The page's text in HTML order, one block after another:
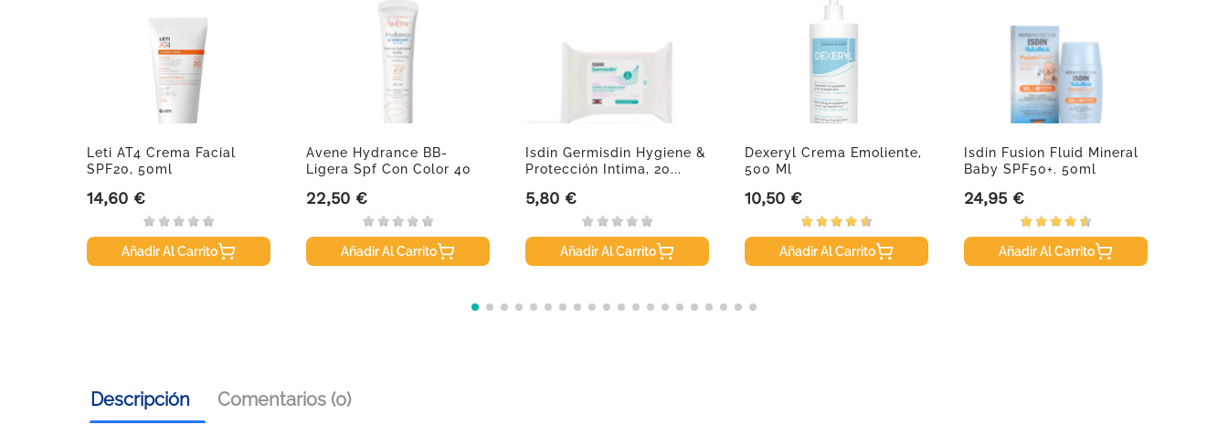
Leti AT4 Crema Facial
SPF20, 50ml
Precio
14,60 €
Añadir Al Carrito
Avene Hydrance BB-
Ligera Spf Con Color 40
Precio
22,50 €
Añadir Al Carrito
Isdin Germisdin Hygiene &
Protección Intima, 20...
Precio
5,80 €
Añadir Al Carrito
Dexeryl Crema Emoliente,
500 Ml
Precio
10,50 €
Añadir Al Carrito
Isdin Fusion Fluid Mineral
Baby SPF50+. 50ml
Precio
24,95 €
Añadir Al Carrito
Descripción Comentarios (0)